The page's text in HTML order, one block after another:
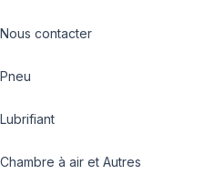
Nous contacter
Pneu
Lubrifiant
Chambre à air et Autres